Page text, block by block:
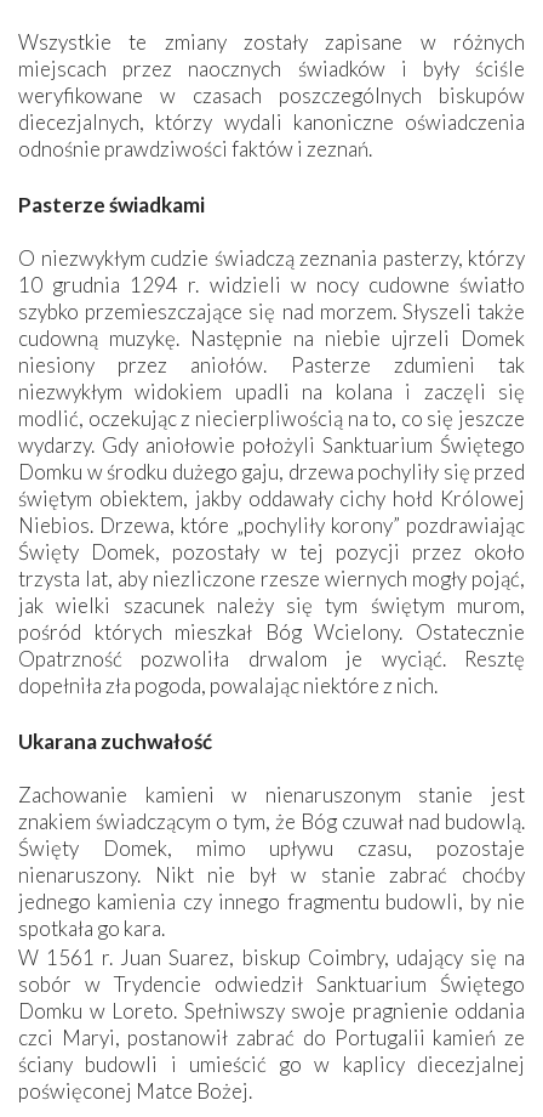
Wszystkie te zmiany zostały zapisane w różnych
miejscach przez naocznych świadków i były ściśle
weryfikowane w czasach poszczególnych biskupów
diecezjalnych, którzy wydali kanoniczne oświadczenia
odnośnie prawdziwości faktów i zeznań.
Pasterze świadkami
O niezwykłym cudzie świadczą zeznania pasterzy, którzy
10 grudnia 1294 r. widzieli w nocy cudowne światło
szybko przemieszczające się nad morzem. Słyszeli także
cudowną muzykę. Następnie na niebie ujrzeli Domek
niesiony przez aniołów. Pasterze zdumieni tak
niezwykłym widokiem upadli na kolana i zaczęli się
modlić, oczekując z niecierpliwością na to, co się jeszcze
wydarzy. Gdy aniołowie położyli Sanktuarium Świętego
Domku w środku dużego gaju, drzewa pochyliły się przed
świętym obiektem, jakby oddawały cichy hołd Królowej
Niebios. Drzewa, które „pochyliły korony” pozdrawiając
Święty Domek, pozostały w tej pozycji przez około
trzysta lat, aby niezliczone rzesze wiernych mogły pojąć,
jak wielki szacunek należy się tym świętym murom,
pośród których mieszkał Bóg Wcielony. Ostatecznie
Opatrzność pozwoliła drwalom je wyciąć. Resztę
dopełniła zła pogoda, powalając niektóre z nich.
Ukarana zuchwałość
Zachowanie kamieni w nienaruszonym stanie jest
znakiem świadczącym o tym, że Bóg czuwał nad budowlą.
Święty Domek, mimo upływu czasu, pozostaje
nienaruszony. Nikt nie był w stanie zabrać choćby
jednego kamienia czy innego fragmentu budowli, by nie
spotkała go kara.
W 1561 r. Juan Suarez, biskup Coimbry, udający się na
sobór w Trydencie odwiedził Sanktuarium Świętego
Domku w Loreto. Spełniwszy swoje pragnienie oddania
czci Maryi, postanowił zabrać do Portugalii kamień ze
ściany budowli i umieścić go w kaplicy diecezjalnej
poświęconej Matce Bożej.